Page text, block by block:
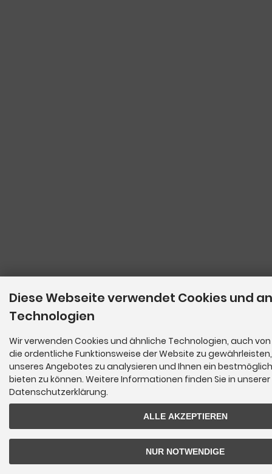
Diese Webseite verwendet Cookies und
Technologien
Wir verwenden Cookies und ähnliche Technologien, auch
die ordentliche Funktionsweise der Website zu
unseres Angebotes zu analysieren und Ihnen ein
bieten zu können. Weitere Informationen finden Sie in unserer
Datenschutzerklärung.
ALLE AKZEPTIEREN
NUR NOTWENDIGE